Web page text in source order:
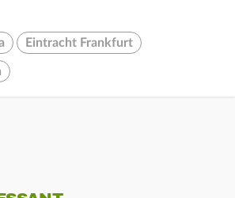
Eintracht Frankfurt